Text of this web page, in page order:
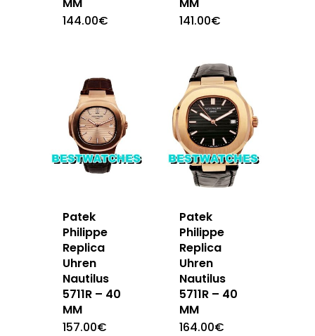
144.00€
141.00€
Patek
Philippe
Replica
Uhren
Nautilus
5711R – 40
MM
157.00€
Patek
Philippe
Replica
Uhren
Nautilus
5711R – 40
MM
164.00€